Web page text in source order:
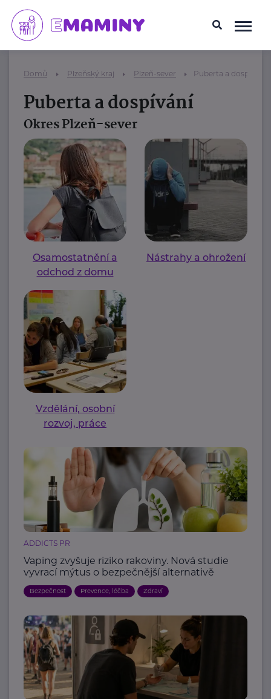
Domů Plzeňský kraj Plzeň-sever Puberta a dospívání
Puberta a dospívání
Okres Plzeň-sever
Osamostatnění a
odchod z domu
Nástrahy a ohrožení
Vzdělání, osobní
rozvoj, práce
ADDICTS PR
Vaping zvyšuje riziko rakoviny. Nová studie
vyvrací mýtus o bezpečnější alternativě
Bezpečnost Prevence, léčba Zdraví